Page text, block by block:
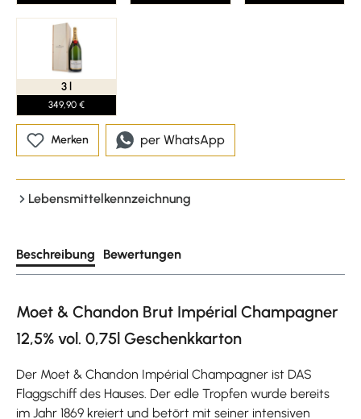
3 l
349,90 €
Merken per WhatsApp
Lebensmittelkennzeichnung
Beschreibung Bewertungen
Moet & Chandon Brut Impérial Champagner
12,5% vol. 0,75l Geschenkkarton
Der Moet & Chandon Impérial Champagner ist DAS
Flaggschiff des Hauses. Der edle Tropfen wurde bereits
im Jahr 1869 kreiert und betört mit seiner intensiven